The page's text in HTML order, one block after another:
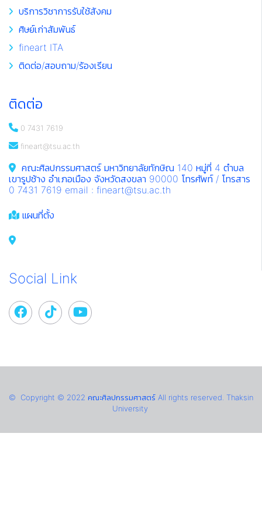
บริการวิชาการรับใช้สังคม
ศิษย์เก่าสัมพันธ์
fineart ITA
ติดต่อ/สอบถาม/ร้องเรียน
ติดต่อ
0 7431 7619
fineart@tsu.ac.th
คณะศิลปกรรมศาสตร์ มหาวิทยาลัยทักษิณ 140 หมู่ที่ 4 ตำบล
เขารูปช้าง อำเภอเมือง จังหวัดสงขลา 90000 โทรศัพท์ / โทรสาร
0 7431 7619 email : fineart@tsu.ac.th
แผนที่ตั้ง
Social Link
© Copyright © 2022 คณะศิลปกรรมศาสตร์ All rights reserved. Thaksin
University